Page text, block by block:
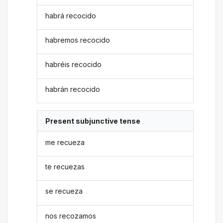
habrá recocido
habremos recocido
habréis recocido
habrán recocido
Present subjunctive tense
me recueza
te recuezas
se recueza
nos recozamos